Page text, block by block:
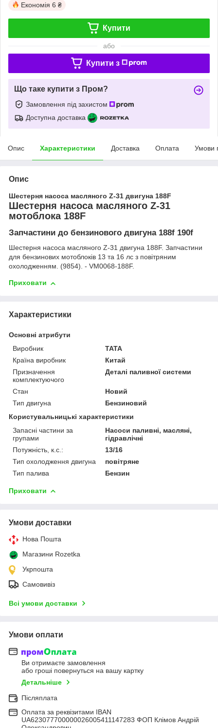
Економія 6 ₴
Купити
або
Купити з
Що таке купити з Пром?
Замовлення під захистом
Доступна доставка
Опис Характеристики Доставка Оплата Умови
Опис
Шестерня насоса масляного Z-31 двигуна 188F
Шестерня насоса масляного Z-31
мотоблока 188F
Запчастини до бензинового двигуна 188f 190f
Шестерня насоса масляного Z-31 двигуна 188F. Запчастини
для бензинових мотоблоків 13 та 16 лс з повітряним
охолодженням. (9854). - VM0068-188F.
Приховати
Характеристики
Основні атрибути
Виробник
TATA
Країна виробник
Китай
Призначення
комплектуючого
Деталі паливної системи
Стан
Новий
Тип двигуна
Бензиновий
Користувальницькі характеристики
Запасні частини за
групами
Насоси паливні, масляні,
гідравлічні
Потужність, к.с.:
13/16
Тип охолодження двигуна
повітряне
Тип палива
Бензин
Приховати
Умови доставки
Нова Пошта
Магазини Rozetka
Укрпошта
Самовивіз
Всі умови доставки
Умови оплати
Ви отримаєте замовлення
або гроші повернуться на вашу картку
Детальніше
Післяплата
Оплата за реквізитами IBAN
UA623077700000026005411147283 ФОП Клімов Андрій